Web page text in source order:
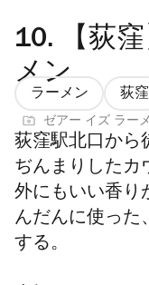
10. 【荻
メン
ラーメン 荻窪
ゼアー イズ ラー
荻窪駅北口から
ぢんまりしたカ
外にもいい香り
んだんに使った
する。